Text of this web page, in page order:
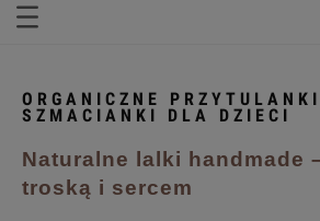
ORGANICZNE
SZMACIANKI DLA DZIECI
Naturalne lalki handmade
troską i sercem